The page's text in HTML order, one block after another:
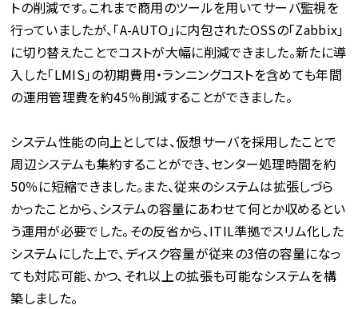
トの削減です。これまで商用のツールを用いてサーバ監視を
行っていましたが、「A-AUTO」に内包されたOSSの「Zabbix」
に切り替えたことでコストが大幅に削減できました。新たに導
入した「LMIS」の初期費用・ランニングコストを含めても年間
の運用管理費を約45％削減することができました。
システム性能の向上としては、仮想サーバを採用したことで
周辺システムも集約することができ、センター処理時間を約
50％に短縮できました。また、従来のシステムは拡張しづら
かったことから、システムの容量にあわせて何とか収めるとい
う運用が必要でした。その反省から、ITIL準拠でスリム化した
システムにした上で、ディスク容量が従来の3倍の容量になっ
ても対応可能、かつ、それ以上の拡張も可能なシステムを構
築しました。